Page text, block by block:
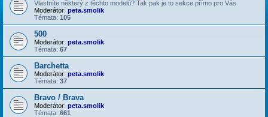
Vlastníte některý z těchto modelů? Tak pak je to sekce přímo pro Vás
Moderátor: peta.smolik
Témata: 105
500
Moderátor: peta.smolik
Témata: 67
Barchetta
Moderátor: peta.smolik
Témata: 37
Bravo / Brava
Moderátor: peta.smolik
Témata: 661